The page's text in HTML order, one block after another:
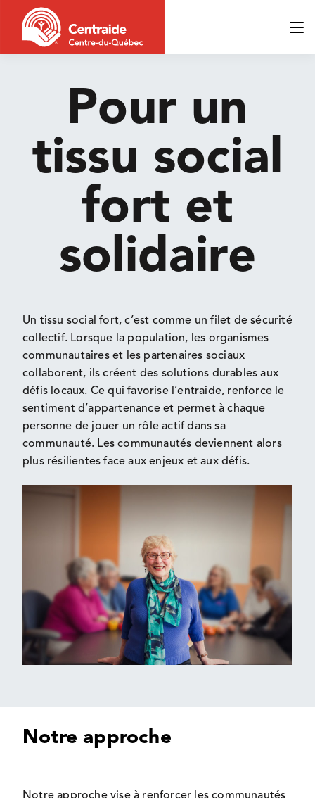
Pour un
tissu social
fort et
solidaire
Un tissu social fort, c’est comme un filet de sécurité
collectif. Lorsque la population, les organismes
communautaires et les partenaires sociaux
collaborent, ils créent des solutions durables aux
défis locaux. Ce qui favorise l’entraide, renforce le
sentiment d’appartenance et permet àchaque
personne de jouer un rôle actif dans sa
communauté. Les communautés deviennent alors
plus résilientes face aux enjeux et aux défis.
Notre approche